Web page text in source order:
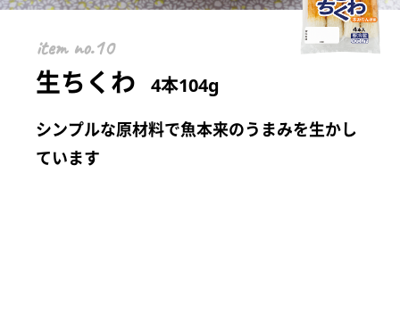
item
生ちくわ 4本104g
シンプルな原材料で魚本来のうまみを生かし
ています